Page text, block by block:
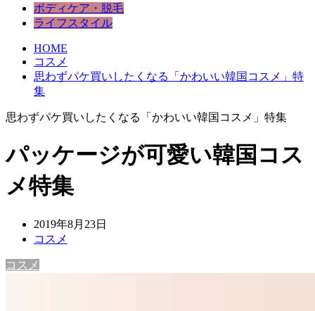
ボディケア・脱毛
ライフスタイル
HOME
コスメ
思わずパケ買いしたくなる「かわいい韓国コスメ」特
集
思わずパケ買いしたくなる「かわいい韓国コスメ」特集
パッケージが可愛い韓国コス
メ特集
2019年8月23日
コスメ
コスメ